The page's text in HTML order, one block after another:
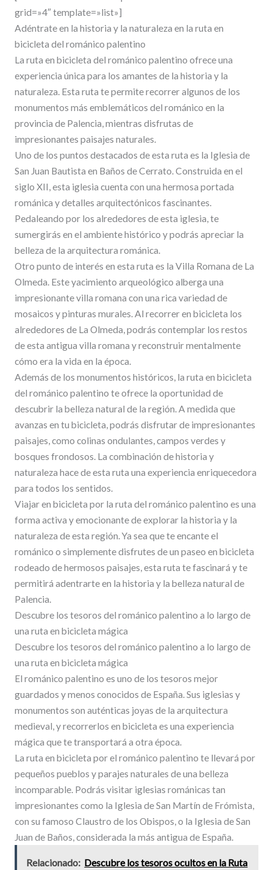
grid=»4″ template=»list»]
Adéntrate en la historia y la naturaleza en la ruta en
bicicleta del románico palentino
La ruta en bicicleta del románico palentino ofrece una
experiencia única para los amantes de la historia y la
naturaleza. Esta ruta te permite recorrer algunos de los
monumentos más emblemáticos del románico en la
provincia de Palencia, mientras disfrutas de
impresionantes paisajes naturales.
Uno de los puntos destacados de esta ruta es la Iglesia de
San Juan Bautista en Baños de Cerrato. Construida en el
siglo XII, esta iglesia cuenta con una hermosa portada
románica y detalles arquitectónicos fascinantes.
Pedaleando por los alrededores de esta iglesia, te
sumergirás en el ambiente histórico y podrás apreciar la
belleza de la arquitectura románica.
Otro punto de interés en esta ruta es la Villa Romana de La
Olmeda. Este yacimiento arqueológico alberga una
impresionante villa romana con una rica variedad de
mosaicos y pinturas murales. Al recorrer en bicicleta los
alrededores de La Olmeda, podrás contemplar los restos
de esta antigua villa romana y reconstruir mentalmente
cómo era la vida en la época.
Además de los monumentos históricos, la ruta en bicicleta
del románico palentino te ofrece la oportunidad de
descubrir la belleza natural de la región. A medida que
avanzas en tu bicicleta, podrás disfrutar de impresionantes
paisajes, como colinas ondulantes, campos verdes y
bosques frondosos. La combinación de historia y
naturaleza hace de esta ruta una experiencia enriquecedora
para todos los sentidos.
Viajar en bicicleta por la ruta del románico palentino es una
forma activa y emocionante de explorar la historia y la
naturaleza de esta región. Ya sea que te encante el
románico o simplemente disfrutes de un paseo en bicicleta
rodeado de hermosos paisajes, esta ruta te fascinará y te
permitirá adentrarte en la historia y la belleza natural de
Palencia.
Descubre los tesoros del románico palentino a lo largo de
una ruta en bicicleta mágica
Descubre los tesoros del románico palentino a lo largo de
una ruta en bicicleta mágica
El románico palentino es uno de los tesoros mejor
guardados y menos conocidos de España. Sus iglesias y
monumentos son auténticas joyas de la arquitectura
medieval, y recorrerlos en bicicleta es una experiencia
mágica que te transportará a otra época.
La ruta en bicicleta por el románico palentino te llevará por
pequeños pueblos y parajes naturales de una belleza
incomparable. Podrás visitar iglesias románicas tan
impresionantes como la Iglesia de San Martín de Frómista,
con su famoso Claustro de los Obispos, o la Iglesia de San
Juan de Baños, considerada la más antigua de España.
Relacionado: Descubre los tesoros ocultos en la Ruta